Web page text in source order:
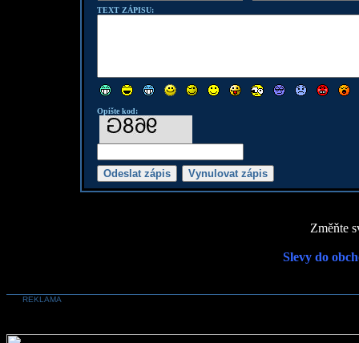
TEXT ZÁPISU:
Opište kod:
Změňte
Slevy do
REKLAMA